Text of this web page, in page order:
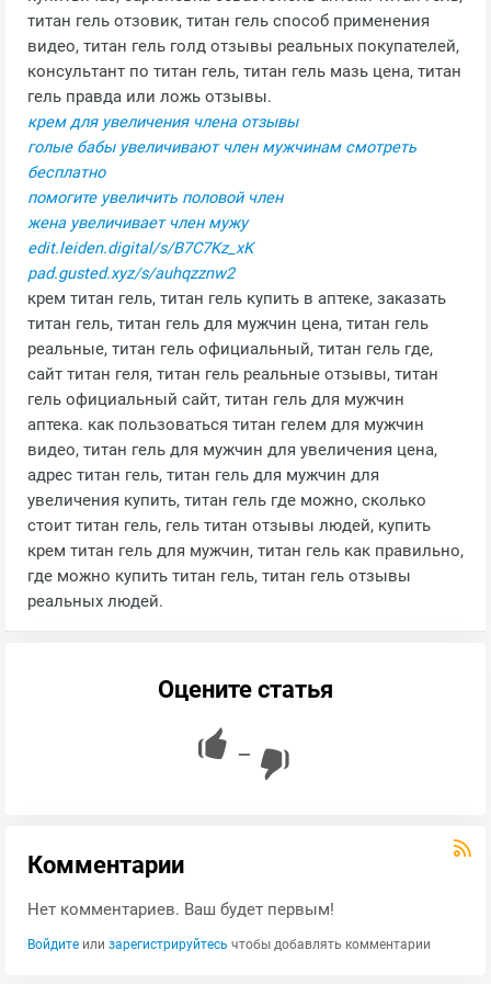
титан гель отзовик, титан гель способ применения
видео, титан гель голд отзывы реальных покупателей,
консультант по титан гель, титан гель мазь цена, титан
гель правда или ложь отзывы.
крем для увеличения члена отзывы
голые бабы увеличивают член мужчинам смотреть
бесплатно
помогите увеличить половой член
жена увеличивает член мужу
edit.leiden.digital/s/B7C7Kz_xK
pad.gusted.xyz/s/auhqzznw2
крем титан гель, титан гель купить в аптеке, заказать
титан гель, титан гель для мужчин цена, титан гель
реальные, титан гель официальный, титан гель где,
сайт титан геля, титан гель реальные отзывы, титан
гель официальный сайт, титан гель для мужчин
аптека. как пользоваться титан гелем для мужчин
видео, титан гель для мужчин для увеличения цена,
адрес титан гель, титан гель для мужчин для
увеличения купить, титан гель где можно, сколько
стоит титан гель, гель титан отзывы людей, купить
крем титан гель для мужчин, титан гель как правильно,
где можно купить титан гель, титан гель отзывы
реальных людей.
Оцените статья
—
Комментарии
Нет комментариев. Ваш будет первым!
Войдите или зарегистрируйтесь чтобы добавлять комментарии